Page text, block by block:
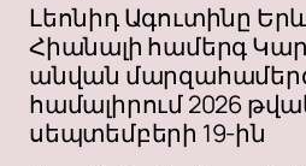
Լեոնիդ Ագուտինը
Հիանալի համերգ
անվան
համալիրում 2026
սեպտեմբերի 19-ին